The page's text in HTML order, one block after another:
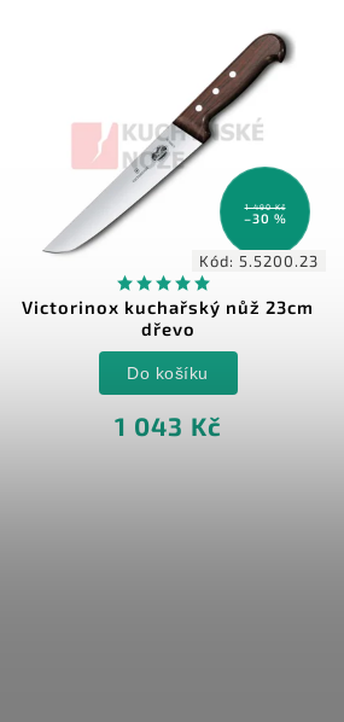
1 490 Kč
–30 %
Kód: 5.5200.23
Victorinox kuchařský nůž 23cm
dřevo
1 043 Kč
Do košíku